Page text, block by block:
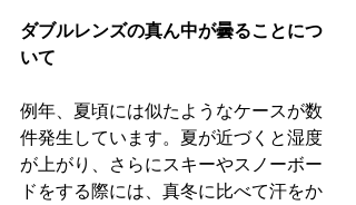
ダブルレンズの真ん中が曇ることにつ
いて
例年、夏頃には似たようなケースが数
件発生しています。夏が近づくと湿度
が上がり、さらにスキーやスノーボー
ドをする際には、真冬に比べて汗をか